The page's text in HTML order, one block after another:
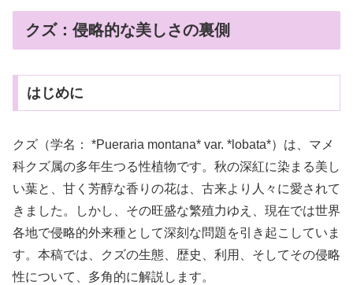
クズ：侵略的な美しさの裏側
はじめに
クズ（学名： *Pueraria montana* var. *lobata*）は、マメ
科クズ属の多年生つる性植物です。秋の深紅に染まる美し
い葉と、甘く芳醇な香りの花は、古来より人々に愛されて
きました。しかし、その旺盛な繁殖力ゆえ、現在では世界
各地で侵略的外来種として深刻な問題を引き起こしていま
す。本稿では、クズの生態、歴史、利用、そしてその侵略
性について、多角的に解説します。